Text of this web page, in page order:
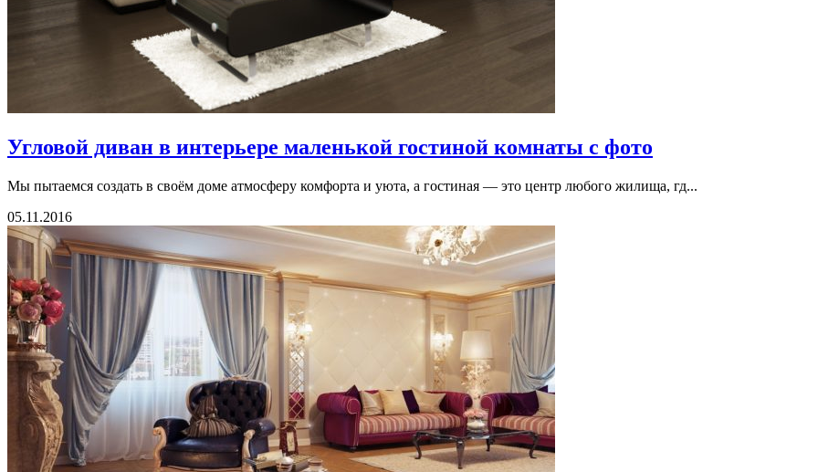
Угловой диван в интерьере маленькой гостиной комнаты с фото
Мы пытаемся создать в своём доме атмосферу комфорта и уюта, а гостиная — это центр любого жилища, гд...
05.11.2016